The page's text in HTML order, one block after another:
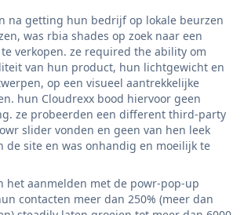
na getting hun bedrijf op lokale beurzen
was rbia shades op zoek naar een
verkopen. ze required the ability om
van hun product, hun lichtgewicht en
op een visueel aantrekkelijke
hun Cloudrexx bood hiervoor geen
ze probeerden een different third-party
slider vonden en geen van hen leek
de site en was onhandig en moeilijk te
het aanmelden met de powr-pop-up
contacten meer dan 250% (meer dan